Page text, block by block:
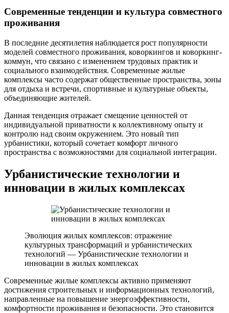
Современные тенденции и культура совместного
проживания
В последние десятилетия наблюдается рост популярности
моделей совместного проживания, коворкингов и коворкинг-
коммун, что связано с изменением трудовых практик и
социального взаимодействия. Современные жилые
комплексы часто содержат общественные пространства, зоны
для отдыха и встречи, спортивные и культурные объекты,
объединяющие жителей.
Данная тенденция отражает смещение ценностей от
индивидуальной приватности к коллективному опыту и
контролю над своим окружением. Это новый тип
урбанистики, который сочетает комфорт личного
пространства с возможностями для социальной интеграции.
Урбанистические технологии и
инновации в жилых комплексах
Эволюция жилых комплексов: отражение
культурных трансформаций и урбанистических
технологий — Урбанистические технологии и
инновации в жилых комплексах
Современные жилые комплексы активно применяют
достижения строительных и информационных технологий,
направленные на повышение энергоэффективности,
комфортности проживания и безопасности. Это становится